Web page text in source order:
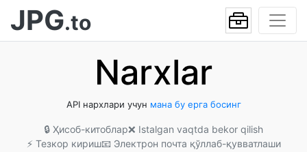
JPG.to
Narxlar
API нархлари учун мана бу ерга босинг
🔒 Ҳисоб-китоблар❌ Istalgan vaqtda bekor qilish
⚡ Тезкор кириш📧 Электрон почта қўллаб-қувватлаши